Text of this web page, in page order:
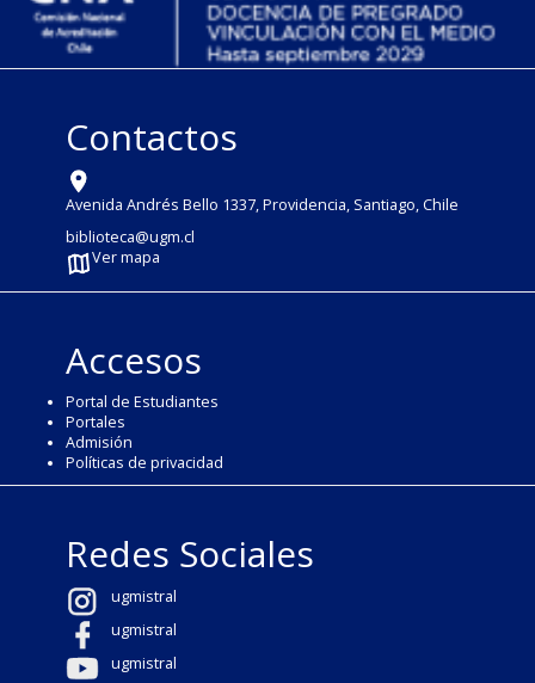
Contactos
Avenida Andrés Bello 1337, Providencia, Santiago, Chile
biblioteca@ugm.cl
Ver mapa
Accesos
Portal de Estudiantes
Portales
Admisión
Políticas de privacidad
Redes Sociales
ugmistral
ugmistral
ugmistral